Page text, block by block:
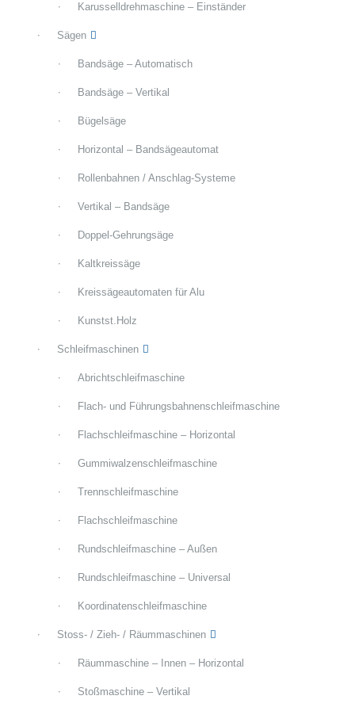
Karusselldrehmaschine – Einständer
Sägen
Bandsäge – Automatisch
Bandsäge – Vertikal
Bügelsäge
Horizontal – Bandsägeautomat
Rollenbahnen / Anschlag-Systeme
Vertikal – Bandsäge
Doppel-Gehrungsäge
Kaltkreissäge
Kreissägeautomaten für Alu
Kunstst.Holz
Schleifmaschinen
Abrichtschleifmaschine
Flach- und Führungsbahnenschleifmaschine
Flachschleifmaschine – Horizontal
Gummiwalzenschleifmaschine
Trennschleifmaschine
Flachschleifmaschine
Rundschleifmaschine – Außen
Rundschleifmaschine – Universal
Koordinatenschleifmaschine
Stoss- / Zieh- / Räummaschinen
Räummaschine – Innen – Horizontal
Stoßmaschine – Vertikal